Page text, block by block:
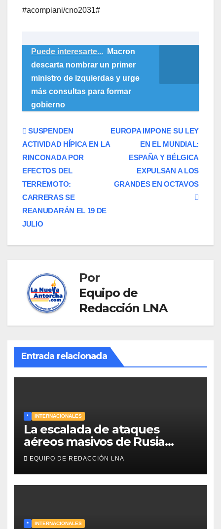
#acompiani/cno2031#
Puede interesarte...
Macron
descarta nombrar un primer
ministro de izquierdas y urge
más consultas para formar
gobierno
Navegación
de
entradas
EUROPA IMPONE SU LEY
EN EL MUNDIAL:
ESPAÑA Y BÉLGICA
EXPULSAN A LOS
GRANDES EN OCTAVOS
​SUSPENDEN
ACTIVIDAD HÍPICA EN LA
RINCONADA POR
EFECTOS DEL
TERREMOTO:
CARRERAS SE
REANUDARÁN EL 19 DE
JULIO
Por
Equipo de
Redacción LNA
Entrada relacionada
* INTERNACIONALES
La escalada de ataques
aéreos masivos de Rusia
sobre Kiev y centros
energéticos eleva la tensión
en el conflicto ucraniano
EQUIPO DE REDACCIÓN LNA
* INTERNACIONALES